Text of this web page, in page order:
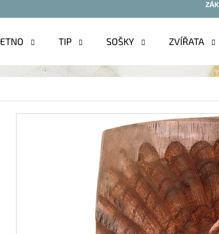
ETNO TIP SOŠKY ZVÍŘATA
CO POTŘEBUJETE NAJÍT?
HLEDAT
DOPORUČUJEME